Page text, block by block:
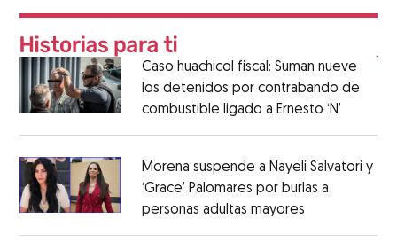
Caso huachicol fiscal: Suman nueve
los detenidos por contrabando de
combustible ligado a Ernesto ‘N’
Morena suspende a Nayeli Salvatori y
‘Grace’ Palomares por burlas a
personas adultas mayores